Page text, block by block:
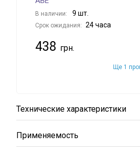
В наличии: 9 шт.
Срок ожидания: 24 часа
438
Ще 1
Технические характеристики
Применяемость